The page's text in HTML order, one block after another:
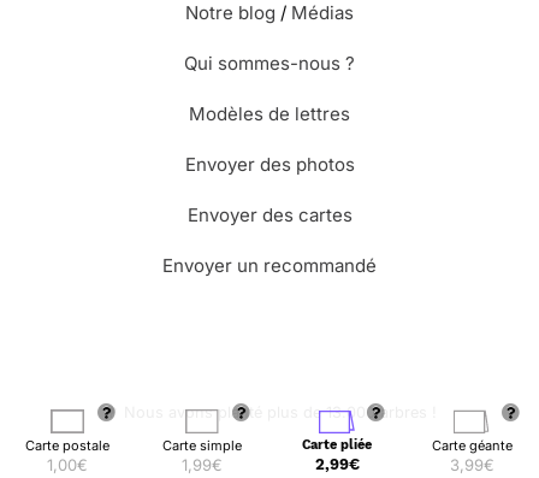
Carte postale
1,00€
Carte simple
1,99€
Carte pliée
2,99€
Carte géante
3,99€
Notre blog / Médias
Qui sommes-nous ?
Modèles de lettres
Envoyer des photos
Envoyer des cartes
Envoyer un recommandé
🌳 Nous avons planté plus de 13.000 arbres !